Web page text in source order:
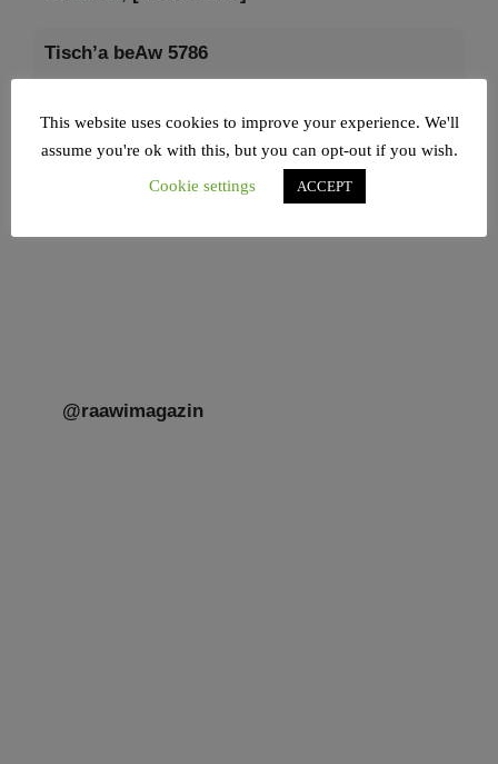
an die Zerstörung des Ersten und
@raawimagazin
This website uses cookies to improve your experience. We'll
assume you're ok with this, but you can opt-out if you wish.
Cookie settings
ACCEPT